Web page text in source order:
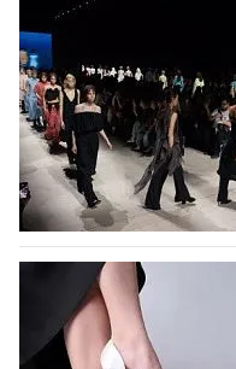
На участие в
подано 1047 заявок
На участие в седьмой